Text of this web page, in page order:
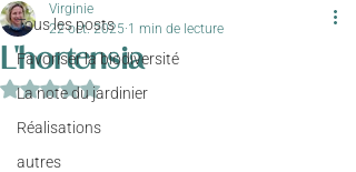
Tous les posts
Favoriser la biodiversité
La note du jardinier
Réalisations
autres
L'hortensia
Virginie
22 oct. 2025 1 min de lecture
Noté NaN étoiles sur 5.